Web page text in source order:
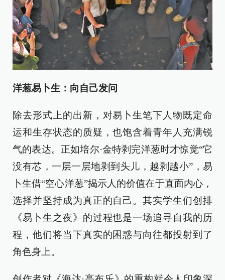
洋葱易卜生：向自己发问
除去形式上的出新，对易卜生笔下人物既定命
运和生存状态的质疑，也饱含着青年人充满锐
气的表达。正如培尔·金特剥完洋葱时才惊觉“它
没有芯，一层一层地剥到头儿，越剥越小”，易
卜生借“空心洋葱”揭示人的价值在于直面内心，
选择并坚持成为真正的自己。其实学生们创排
《易卜生之夜》的过程也是一场追寻自我的历
程，他们将当下真实的困惑与向往都投射到了
角色身上。